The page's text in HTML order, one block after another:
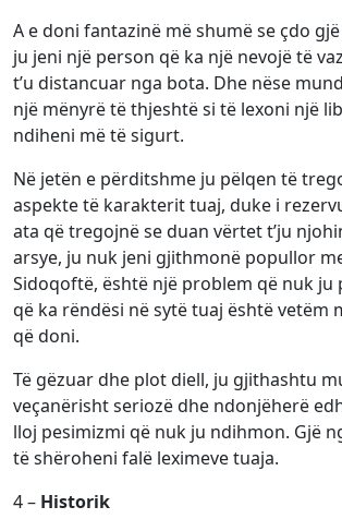
A e doni fantazinë më shumë se çdo
ju jeni një person që ka një nevojë të
t’u distancuar nga bota. Dhe nëse
një mënyrë të thjeshtë si të lexoni një
ndiheni më të sigurt.
Në jetën e përditshme ju pëlqen të
aspekte të karakterit tuaj, duke i
ata që tregojnë se duan vërtet t’ju
arsye, ju nuk jeni gjithmonë popullor
Sidoqoftë, është një problem që nuk ju
që ka rëndësi në sytë tuaj është vetëm
që doni.
Të gëzuar dhe plot diell, ju gjithashtu
veçanërisht seriozë dhe ndonjëherë
lloj pesimizmi që nuk ju ndihmon. Gjë
të shëroheni falë leximeve tuaja.
4 – Historik